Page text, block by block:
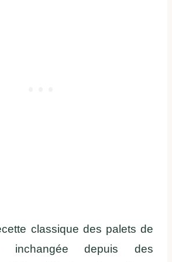
classique des palets de
inchangée depuis des